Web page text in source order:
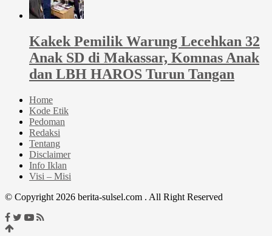
Kakek Pemilik Warung Lecehkan 32
Anak SD di Makassar, Komnas Anak
dan LBH HAROS Turun Tangan
Home
Kode Etik
Pedoman
Redaksi
Tentang
Disclaimer
Info Iklan
Visi – Misi
© Copyright 2026 berita-sulsel.com . All Right Reserved